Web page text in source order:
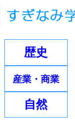
歴史
産業・ 商業
自然